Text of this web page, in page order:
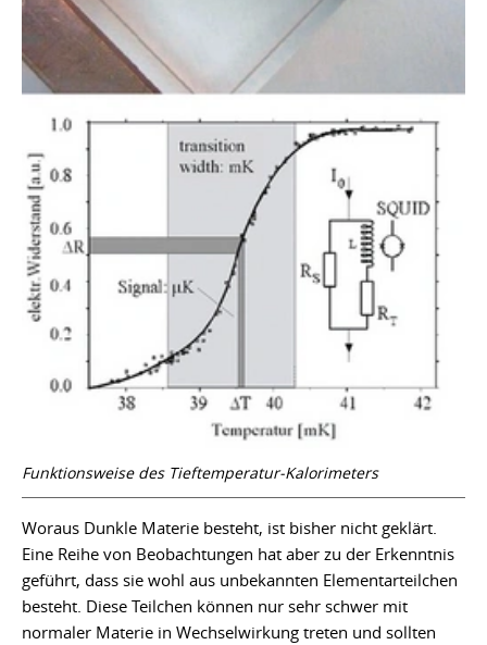
Funktionsweise des Tieftemperatur-Kalorimeters
Woraus Dunkle Materie besteht, ist bisher nicht geklärt.
Eine Reihe von Beobachtungen hat aber zu der Erkenntnis
geführt, dass sie wohl aus unbekannten Elementarteilchen
besteht. Diese Teilchen können nur sehr schwer mit
normaler Materie in Wechselwirkung treten und sollten